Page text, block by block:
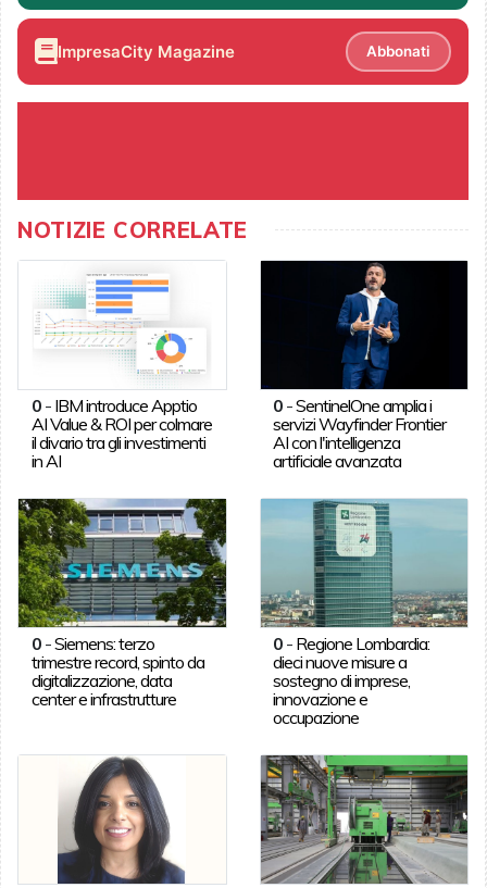
ImpresaCity Magazine Abbonati
NOTIZIE CORRELATE
0- IBM introduce Apptio
AI Value & ROI per colmare
il divario tra gli investimenti
in AI
0 -SentinelOne amplia i
servizi Wayfinder Frontier
AI con l'intelligenza
artificiale avanzata
0-Siemens: terzo
trimestre record, spinto da
digitalizzazione, data
center e infrastrutture
0 - Regione Lombardia:
dieci nuove misure a
sostegno di imprese,
innovazione e
occupazione